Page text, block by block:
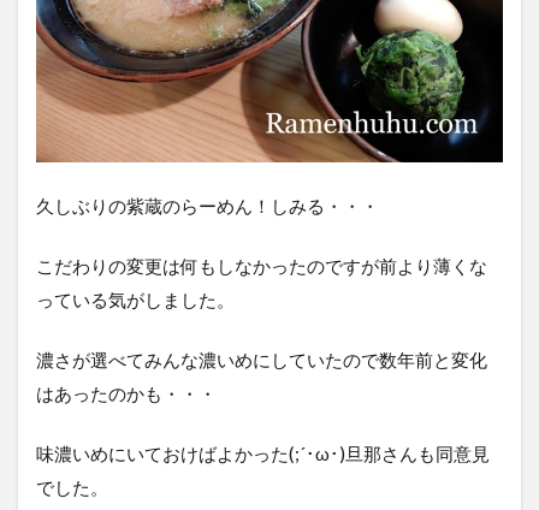
久しぶりの紫蔵のらーめん！しみる・・・
こだわりの変更は何もしなかったのですが前より薄くな
っている気がしました。
濃さが選べてみんな濃いめにしていたので数年前と変化
はあったのかも・・・
味濃いめにいておけばよかった(;´･ω･)旦那さんも同意見
でした。